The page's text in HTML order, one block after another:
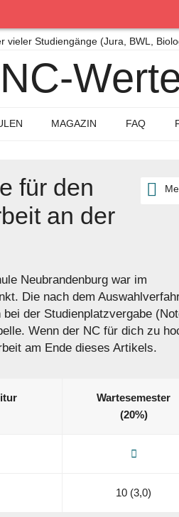
für den
an der
Neubrandenburg war im
Die nach dem
der Studienplatzvergabe
Wenn der NC für dich zu
am Ende dieses Artikels.
Wartesemester
(20%)
10 (3,0)
vieler Studiengänge (Jura, BWL,
NC-
MAGAZIN FAQ